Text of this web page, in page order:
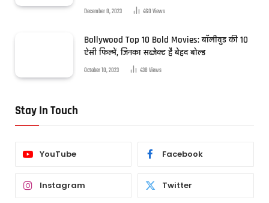
December 8, 2023 460Views
Bollywood Top 10 Bold Movies: बॉलीवुड की 10
ऐसी फिल्में, जिनका सब्जेक्ट है बेहद बोल्ड
October 10, 2023 438Views
Stay In Touch
YouTube Facebook
Instagram Twitter